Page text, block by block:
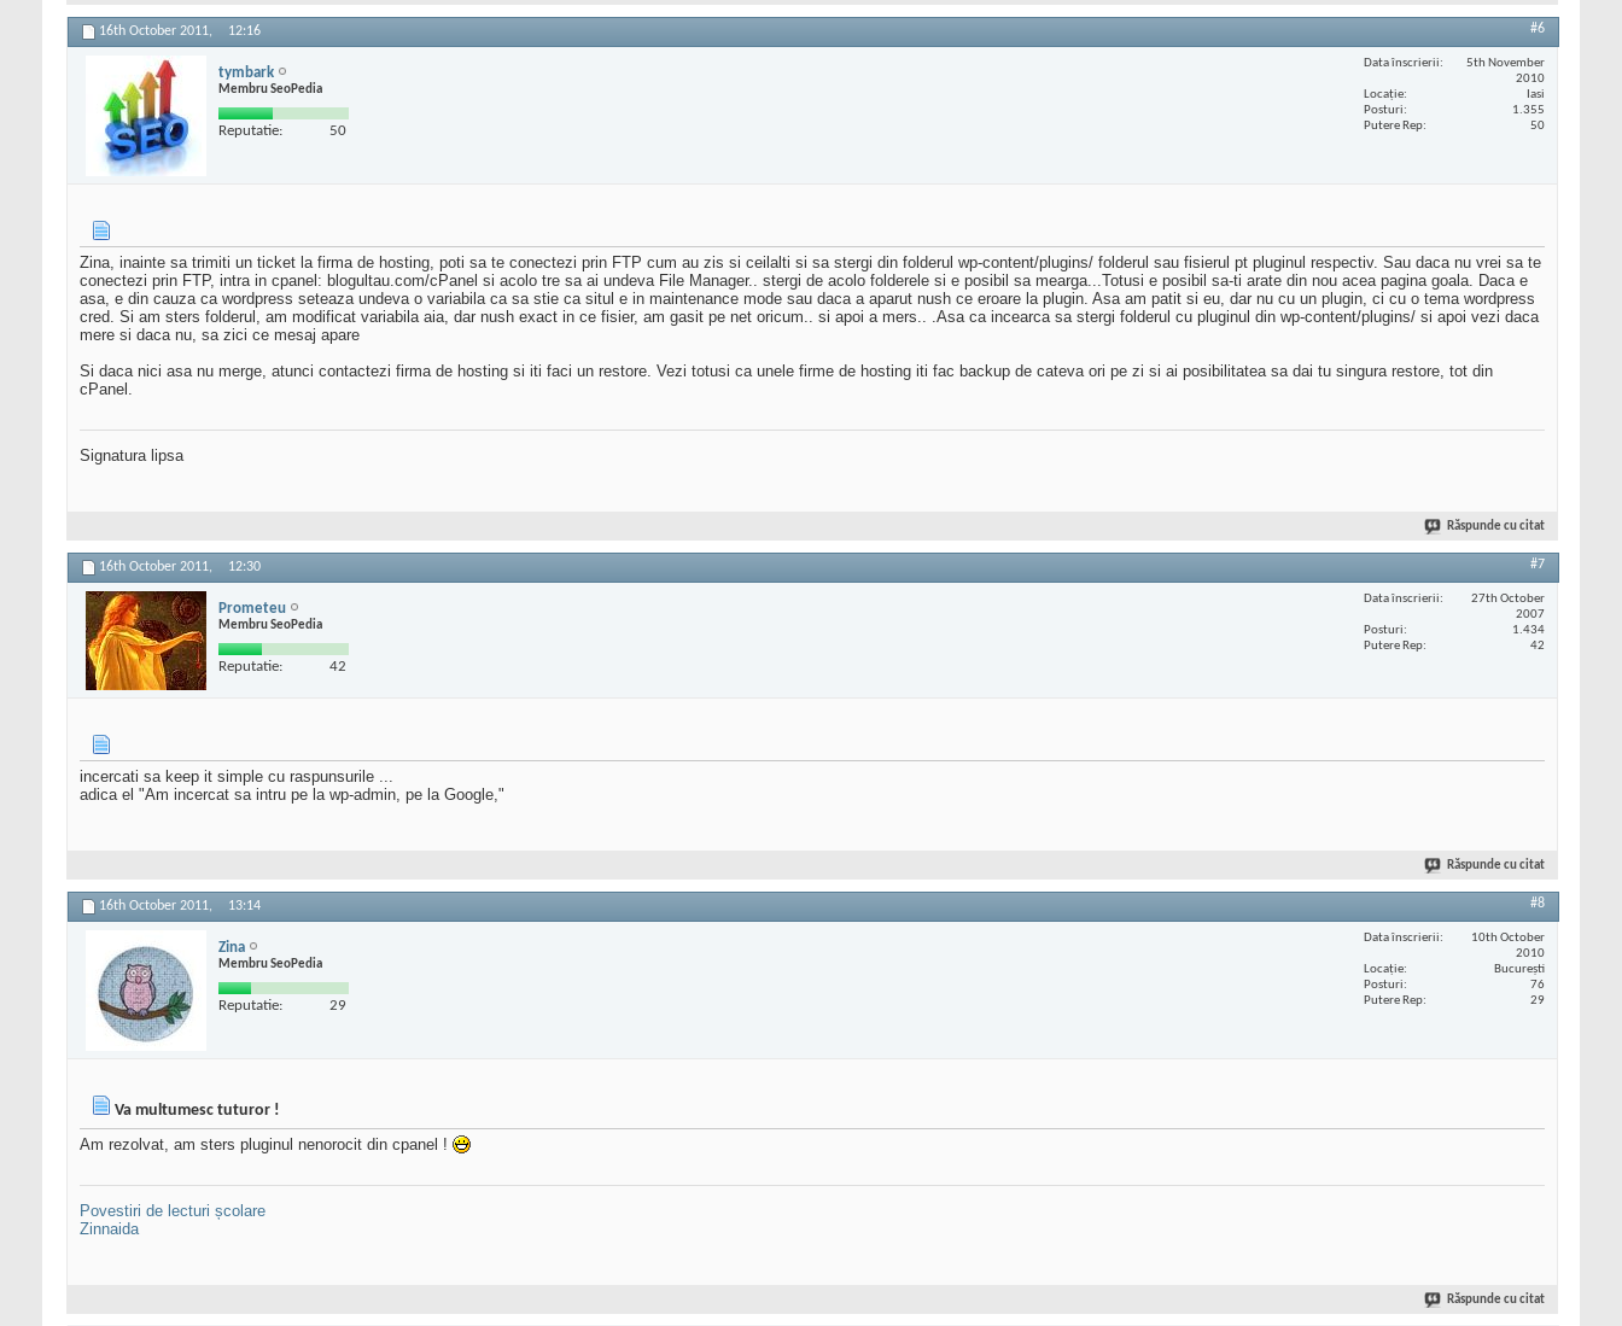
16th October 2011, 12:16 #6
tymbark
Membru SeoPedia
Reputatie: 50
Data înscrierii
5th November
2010
Locaţie
Iasi
Posturi
1.355
Putere Rep
50
Zina, inainte sa trimiti un ticket la firma de hosting, poti sa te conectezi prin FTP cum au zis si ceilalti si sa stergi din folderul wp-content/plugins/ folderul sau fisierul pt pluginul respectiv. Sau daca nu vrei sa te
conectezi prin FTP, intra in cpanel: blogultau.com/cPanel si acolo tre sa ai undeva File Manager.. stergi de acolo folderele si e posibil sa mearga...Totusi e posibil sa-ti arate din nou acea pagina goala. Daca e
asa, e din cauza ca wordpress seteaza undeva o variabila ca sa stie ca situl e in maintenance mode sau daca a aparut nush ce eroare la plugin. Asa am patit si eu, dar nu cu un plugin, ci cu o tema wordpress
cred. Si am sters folderul, am modificat variabila aia, dar nush exact in ce fisier, am gasit pe net oricum.. si apoi a mers.. .Asa ca incearca sa stergi folderul cu pluginul din wp-content/plugins/ si apoi vezi daca
mere si daca nu, sa zici ce mesaj apare
Si daca nici asa nu merge, atunci contactezi firma de hosting si iti faci un restore. Vezi totusi ca unele firme de hosting iti fac backup de cateva ori pe zi si ai posibilitatea sa dai tu singura restore, tot din
cPanel.
Signatura lipsa
Răspunde cu citat
16th October 2011, 12:30 #7
Prometeu
Membru SeoPedia
Reputatie: 42
Data înscrierii
27th October
2007
Posturi
1.434
Putere Rep
42
incercati sa keep it simple cu raspunsurile ...
adica el "Am incercat sa intru pe la wp-admin, pe la Google,"
Răspunde cu citat
16th October 2011, 13:14 #8
Zina
Membru SeoPedia
Reputatie: 29
Data înscrierii
10th October
2010
Locaţie
București
Posturi
76
Putere Rep
29
Va multumesc tuturor !
Am rezolvat, am sters pluginul nenorocit din cpanel !
Povestiri de lecturi școlare
Zinnaida
Răspunde cu citat